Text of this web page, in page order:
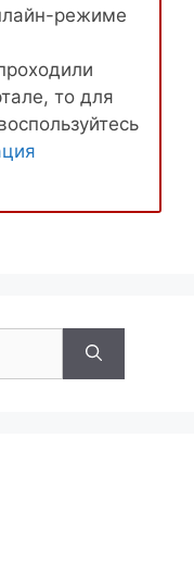
режиме
то для